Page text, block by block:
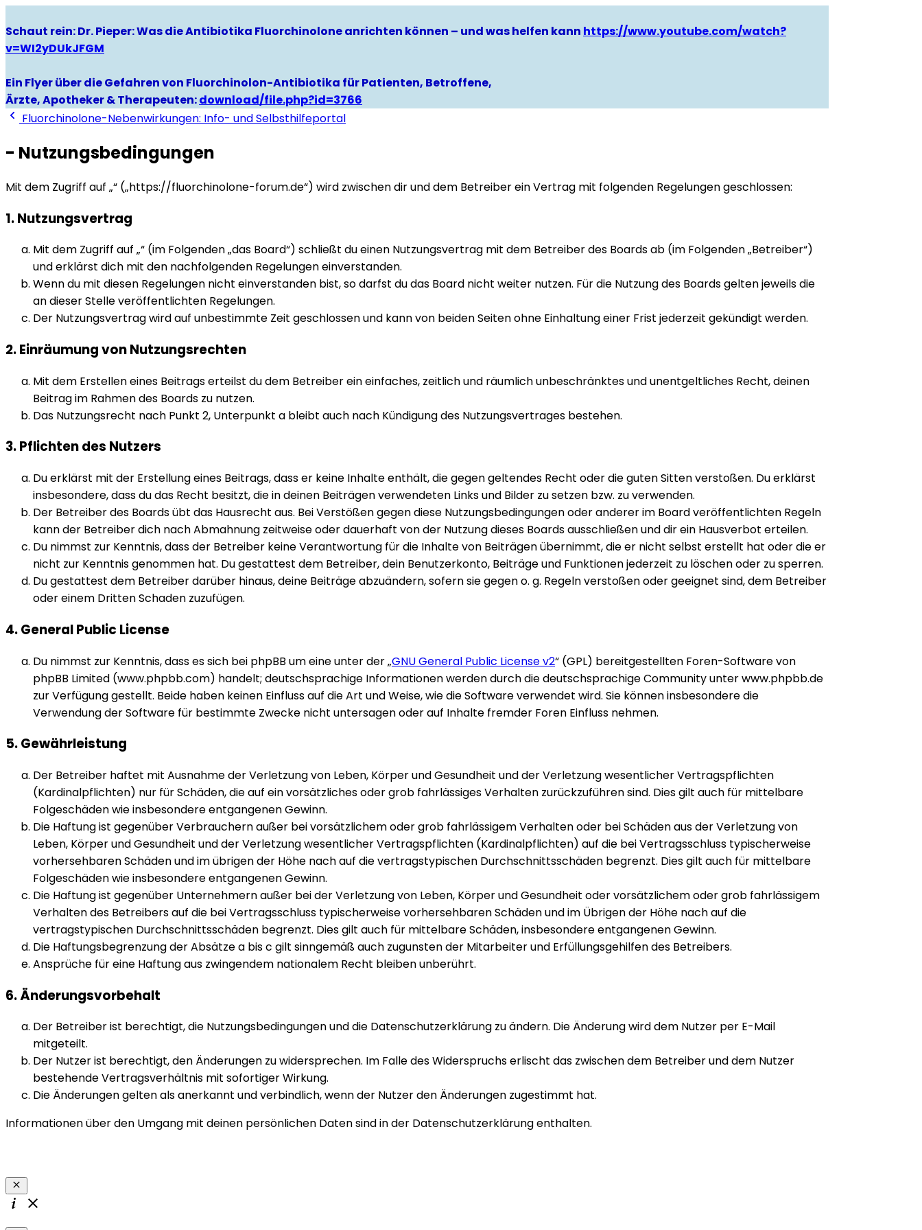
Schaut rein: Dr. Pieper: Was die Antibiotika Fluorchinolone anrichten können – und was helfen kann https://www.youtube.com/watch?
v=WI2yDUkJFGM
Ein Flyer über die Gefahren von Fluorchinolon-Antibiotika für Patienten, Betroffene,
Ärzte, Apotheker & Therapeuten:download/file.php?id=3766
Fluorchinolone-Nebenwirkungen: Info- und Selbsthilfeportal
- Nutzungsbedingungen
Mit dem Zugriff auf „“ („https://fluorchinolone-forum.de“) wird zwischen dir und dem Betreiber ein Vertrag mit folgenden Regelungen geschlossen:
1. Nutzungsvertrag
Mit dem Zugriff auf „“ (im Folgenden „das Board“) schließt du einen Nutzungsvertrag mit dem Betreiber des Boards ab (im Folgenden „Betreiber“)
und erklärst dich mit den nachfolgenden Regelungen einverstanden.
Wenn du mit diesen Regelungen nicht einverstanden bist, so darfst du das Board nicht weiter nutzen. Für die Nutzung des Boards gelten jeweils die
an dieser Stelle veröffentlichten Regelungen.
Der Nutzungsvertrag wird auf unbestimmte Zeit geschlossen und kann von beiden Seiten ohne Einhaltung einer Frist jederzeit gekündigt werden.
2. Einräumung von Nutzungsrechten
Mit dem Erstellen eines Beitrags erteilst du dem Betreiber ein einfaches, zeitlich und räumlich unbeschränktes und unentgeltliches Recht, deinen
Beitrag im Rahmen des Boards zu nutzen.
Das Nutzungsrecht nach Punkt 2, Unterpunkt a bleibt auch nach Kündigung des Nutzungsvertrages bestehen.
3. Pflichten des Nutzers
Du erklärst mit der Erstellung eines Beitrags, dass er keine Inhalte enthält, die gegen geltendes Recht oder die guten Sitten verstoßen. Du erklärst
insbesondere, dass du das Recht besitzt, die in deinen Beiträgen verwendeten Links und Bilder zu setzen bzw. zu verwenden.
Der Betreiber des Boards übt das Hausrecht aus. Bei Verstößen gegen diese Nutzungsbedingungen oder anderer im Board veröffentlichten Regeln
kann der Betreiber dich nach Abmahnung zeitweise oder dauerhaft von der Nutzung dieses Boards ausschließen und dir ein Hausverbot erteilen.
Du nimmst zur Kenntnis, dass der Betreiber keine Verantwortung für die Inhalte von Beiträgen übernimmt, die er nicht selbst erstellt hat oder die er
nicht zur Kenntnis genommen hat. Du gestattest dem Betreiber, dein Benutzerkonto, Beiträge und Funktionen jederzeit zu löschen oder zu sperren.
Du gestattest dem Betreiber darüber hinaus, deine Beiträge abzuändern, sofern sie gegen o. g. Regeln verstoßen oder geeignet sind, dem Betreiber
oder einem Dritten Schaden zuzufügen.
4. General Public License
Du nimmst zur Kenntnis, dass es sich bei phpBB um eine unter der „GNU General Public License v2“ (GPL) bereitgestellten Foren-Software von
phpBB Limited (www.phpbb.com) handelt; deutschsprachige Informationen werden durch die deutschsprachige Community unter www.phpbb.de
zur Verfügung gestellt. Beide haben keinen Einfluss auf die Art und Weise, wie die Software verwendet wird. Sie können insbesondere die
Verwendung der Software für bestimmte Zwecke nicht untersagen oder auf Inhalte fremder Foren Einfluss nehmen.
5. Gewährleistung
Der Betreiber haftet mit Ausnahme der Verletzung von Leben, Körper und Gesundheit und der Verletzung wesentlicher Vertragspflichten
(Kardinalpflichten) nur für Schäden, die auf ein vorsätzliches oder grob fahrlässiges Verhalten zurückzuführen sind. Dies gilt auch für mittelbare
Folgeschäden wie insbesondere entgangenen Gewinn.
Die Haftung ist gegenüber Verbrauchern außer bei vorsätzlichem oder grob fahrlässigem Verhalten oder bei Schäden aus der Verletzung von
Leben, Körper und Gesundheit und der Verletzung wesentlicher Vertragspflichten (Kardinalpflichten) auf die bei Vertragsschluss typischerweise
vorhersehbaren Schäden und im übrigen der Höhe nach auf die vertragstypischen Durchschnittsschäden begrenzt. Dies gilt auch für mittelbare
Folgeschäden wie insbesondere entgangenen Gewinn.
Die Haftung ist gegenüber Unternehmern außer bei der Verletzung von Leben, Körper und Gesundheit oder vorsätzlichem oder grob fahrlässigem
Verhalten des Betreibers auf die bei Vertragsschluss typischerweise vorhersehbaren Schäden und im Übrigen der Höhe nach auf die
vertragstypischen Durchschnittsschäden begrenzt. Dies gilt auch für mittelbare Schäden, insbesondere entgangenen Gewinn.
Die Haftungsbegrenzung der Absätze a bis c gilt sinngemäß auch zugunsten der Mitarbeiter und Erfüllungsgehilfen des Betreibers.
Ansprüche für eine Haftung aus zwingendem nationalem Recht bleiben unberührt.
6. Änderungsvorbehalt
Der Betreiber ist berechtigt, die Nutzungsbedingungen und die Datenschutzerklärung zu ändern. Die Änderung wird dem Nutzer per E-Mail
mitgeteilt.
Der Nutzer ist berechtigt, den Änderungen zu widersprechen. Im Falle des Widerspruchs erlischt das zwischen dem Betreiber und dem Nutzer
bestehende Vertragsverhältnis mit sofortiger Wirkung.
Die Änderungen gelten als anerkannt und verbindlich, wenn der Nutzer den Änderungen zugestimmt hat.
Informationen über den Umgang mit deinen persönlichen Daten sind in der Datenschutzerklärung enthalten.